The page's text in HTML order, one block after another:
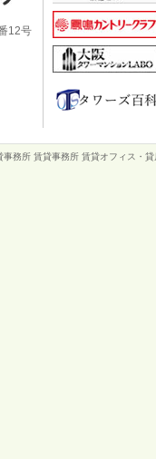
12号
務所 賃貸事務所 賃貸オフィス・